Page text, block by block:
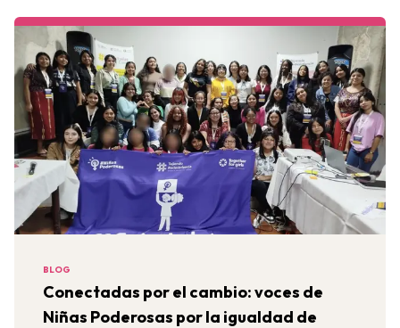
BLOG
Conectadas por el cambio: voces de
Niñas Poderosas por la igualdad de